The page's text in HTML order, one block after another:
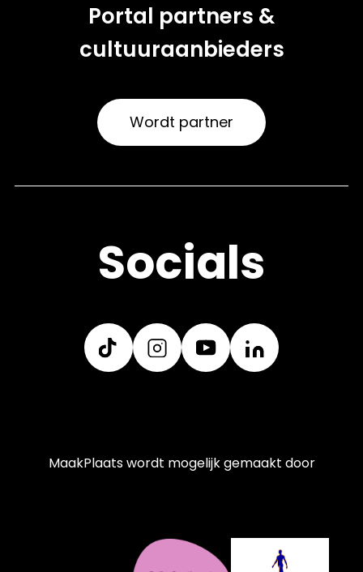
Portal partners &
cultuuraanbieders
Wordt partner
Socials
MaakPlaats wordt mogelijk gemaakt door